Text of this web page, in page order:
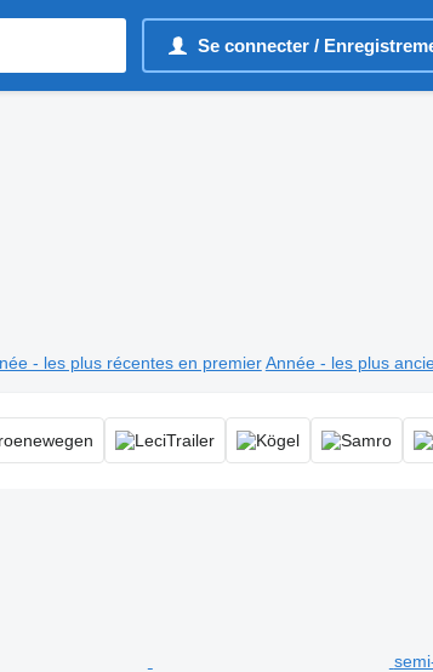
Se connecter /
- les plus récentes en premier Année - les plus